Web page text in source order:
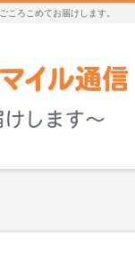
ころこめてお届けします。